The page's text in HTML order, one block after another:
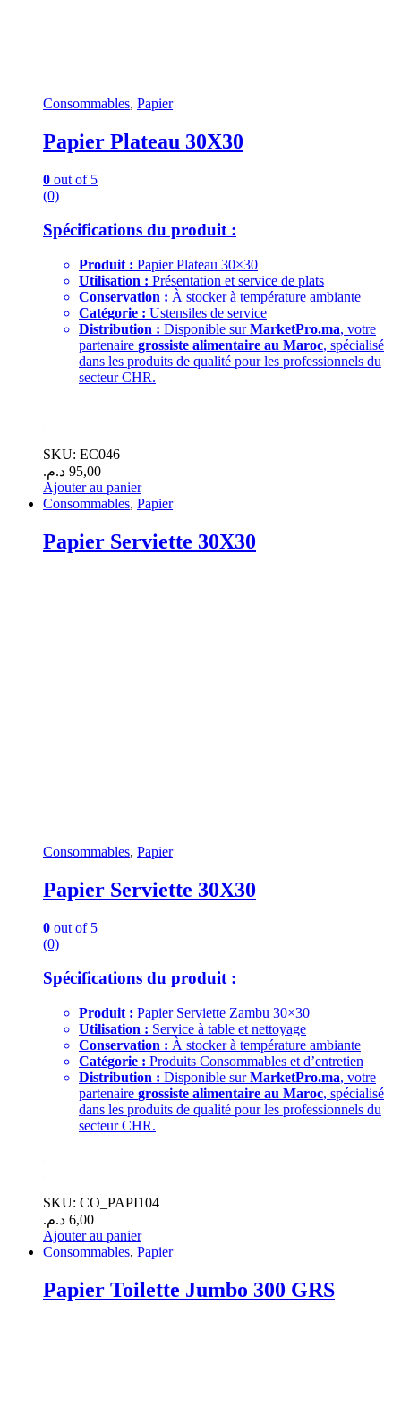
Consommables, Papier
Papier Plateau 30X30
0 out of 5
(0)
Spécifications du produit :
Produit : Papier Plateau 30×30
Utilisation : Présentation et service de plats
Conservation : À stocker à température ambiante
Catégorie : Ustensiles de service
Distribution : Disponible surMarketPro.ma, votre
partenaire grossiste alimentaire au Maroc, spécialisé
dans les produits de qualité pour les professionnels du
secteur CHR.
SKU: EC046
95,00 د.م.
Ajouter au panier
Consommables, Papier
Papier Serviette 30X30
Consommables, Papier
Papier Serviette 30X30
0 out of 5
(0)
Spécifications du produit :
Produit : Papier Serviette Zambu 30×30
Utilisation : Service à table et nettoyage
Conservation : À stocker à température ambiante
Catégorie : Produits Consommables et d’entretien
Distribution : Disponible surMarketPro.ma, votre
partenaire grossiste alimentaire au Maroc, spécialisé
dans les produits de qualité pour les professionnels du
secteur CHR.
SKU: CO_PAPI104
6,00 د.م.
Ajouter au panier
Consommables, Papier
Papier Toilette Jumbo 300 GRS